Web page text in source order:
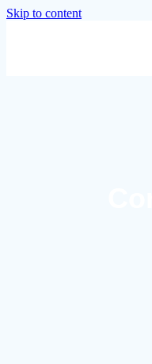
Skip to content